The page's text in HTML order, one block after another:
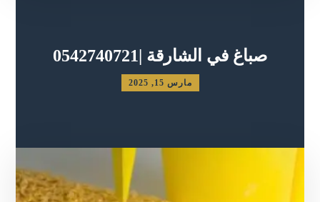
صباغ في الشارقة |0542740721
مارس 15, 2025